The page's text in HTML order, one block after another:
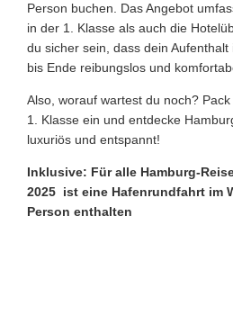
Person buchen. Das Angebot
in der 1. Klasse als auch die
du sicher sein, dass dein
bis Ende reibungslos und
Also, worauf wartest du noch?
1. Klasse ein und entdecke
luxuriös und entspannt!
Inklusive: Für alle Hamburg-
2025 ist eine Hafenrundfahrt im
Person enthalten